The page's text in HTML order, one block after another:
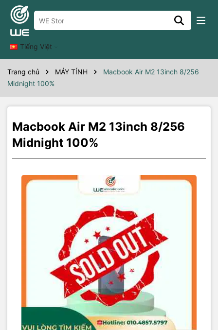
Tiếng Việt
Trang chủ MÁY TÍNH
Macbook Air M2 13inch 8/256
Midnight 100%
Macbook Air M2 13inch 8/256
Midnight 100%
Thông số kỹ thuật
macbook airm2 13"8/256mid22/100A